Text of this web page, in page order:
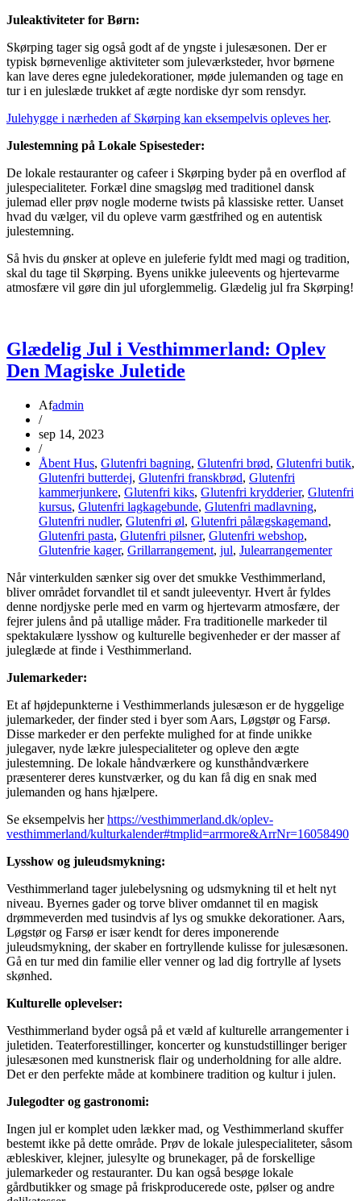
Juleaktiviteter for Børn:
Skørping tager sig også godt af de yngste i julesæsonen. Der er
typisk børnevenlige aktiviteter som juleværksteder, hvor børnene
kan lave deres egne juledekorationer, møde julemanden og tage en
tur i en juleslæde trukket af ægte nordiske dyr som rensdyr.
Julehygge i nærheden af Skørping kan eksempelvis opleves her.
Julestemning på Lokale Spisesteder:
De lokale restauranter og cafeer i Skørping byder på en overflod af
julespecialiteter. Forkæl dine smagsløg med traditionel dansk
julemad eller prøv nogle moderne twists på klassiske retter. Uanset
hvad du vælger, vil du opleve varm gæstfrihed og en autentisk
julestemning.
Så hvis du ønsker at opleve en juleferie fyldt med magi og tradition,
skal du tage til Skørping. Byens unikke juleevents og hjertevarme
atmosfære vil gøre din jul uforglemmelig. Glædelig jul fra Skørping!
Glædelig Jul i Vesthimmerland: Oplev
Den Magiske Juletide
Afadmin
/
sep 14, 2023
/
Åbent Hus, Glutenfri bagning, Glutenfri brød, Glutenfri butik,
Glutenfri butterdej, Glutenfri franskbrød, Glutenfri
kammerjunkere, Glutenfri kiks, Glutenfri krydderier, Glutenfri
kursus, Glutenfri lagkagebunde, Glutenfri madlavning,
Glutenfri nudler, Glutenfri øl, Glutenfri pålægskagemand,
Glutenfri pasta, Glutenfri pilsner, Glutenfri webshop,
Glutenfrie kager, Grillarrangement, jul, Julearrangementer
Når vinterkulden sænker sig over det smukke Vesthimmerland,
bliver området forvandlet til et sandt juleeventyr. Hvert år fyldes
denne nordjyske perle med en varm og hjertevarm atmosfære, der
fejrer julens ånd på utallige måder. Fra traditionelle markeder til
spektakulære lysshow og kulturelle begivenheder er der masser af
juleglæde at finde i Vesthimmerland.
Julemarkeder:
Et af højdepunkterne i Vesthimmerlands julesæson er de hyggelige
julemarkeder, der finder sted i byer som Aars, Løgstør og Farsø.
Disse markeder er den perfekte mulighed for at finde unikke
julegaver, nyde lækre julespecialiteter og opleve den ægte
julestemning. De lokale håndværkere og kunsthåndværkere
præsenterer deres kunstværker, og du kan få dig en snak med
julemanden og hans hjælpere.
Se eksempelvis herhttps://vesthimmerland.dk/oplev-
vesthimmerland/kulturkalender#tmplid=arrmore&ArrNr=16058490
Lysshow og juleudsmykning:
Vesthimmerland tager julebelysning og udsmykning til et helt nyt
niveau. Byernes gader og torve bliver omdannet til en magisk
drømmeverden med tusindvis af lys og smukke dekorationer. Aars,
Løgstør og Farsø er især kendt for deres imponerende
juleudsmykning, der skaber en fortryllende kulisse for julesæsonen.
Gå en tur med din familie eller venner og lad dig fortrylle af lysets
skønhed.
Kulturelle oplevelser:
Vesthimmerland byder også på et væld af kulturelle arrangementer i
juletiden. Teaterforestillinger, koncerter og kunstudstillinger beriger
julesæsonen med kunstnerisk flair og underholdning for alle aldre.
Det er den perfekte måde at kombinere tradition og kultur i julen.
Julegodter og gastronomi:
Ingen jul er komplet uden lækker mad, og Vesthimmerland skuffer
bestemt ikke på dette område. Prøv de lokale julespecialiteter, såsom
æbleskiver, klejner, julesylte og brunekager, på de forskellige
julemarkeder og restauranter. Du kan også besøge lokale
gårdbutikker og smage på friskproducerede oste, pølser og andre